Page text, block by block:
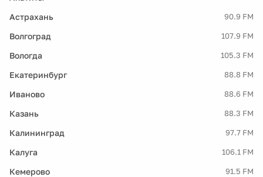
Астрахань 90.9 FM
Волгоград 107.9 FM
Вологда 105.3 FM
Екатеринбург 88.8 FM
Иваново 88.6 FM
Казань 88.3 FM
Калининград 97.7 FM
Калуга 106.1 FM
Кемерово 91.5 FM